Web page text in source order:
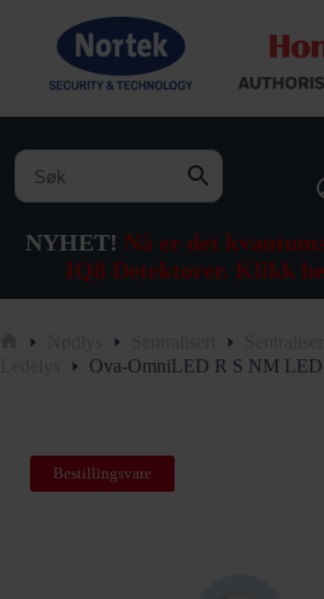
NYHET! Nå er det
IQ8 Detektorer. Klikk
innholdet
Ova-OmniLED R S NM
Bestillingsvare